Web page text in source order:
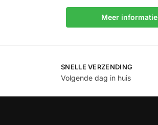
Meer informatie
SNELLE VERZENDING
Volgende dag in huis